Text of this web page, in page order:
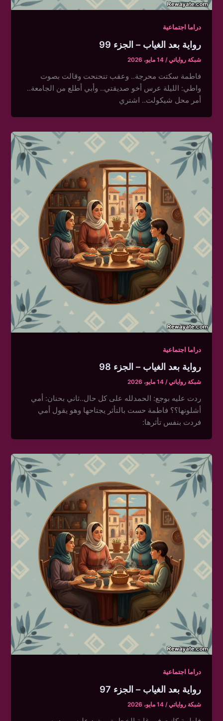
دراما اجتماعية
رواية بعد الغياب – الجزء 99
شبكة رواياتي/14 مايو، 2026
فاطمة سكتت محرجة.. وعقب تنحنحت وقالت بصوت
واطي: الليلة عرس أخو صديقتي.. وأبي أطلع من الجامعة..
أمر محل شيكولت.. اشتري
دراما اجتماعية
رواية بعد الغياب – الجزء 98
شبكة رواياتي/14 مايو، 2026
ردت عليه بوجع: الحمدلله على كل حال..ثاني بحنان: أمي
أشلونها؟؟ فاطمة حست بالتأثر يجتاحها وهو يقول أمي
فردت بنفس تأثرها:
دراما اجتماعية
رواية بعد الغياب – الجزء 97
شبكة رواياتي/14 مايو، 2026